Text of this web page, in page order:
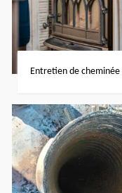
Entretien de cheminée